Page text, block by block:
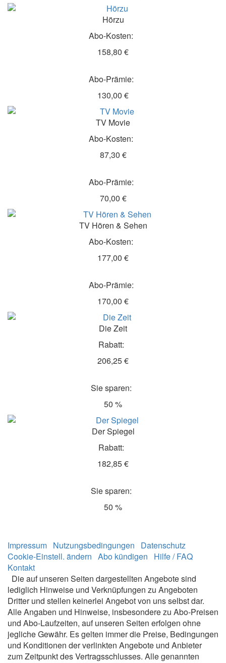
Hörzu
Abo-Kosten:
158,80 €
Abo-Prämie:
130,00 €
TV Movie
Abo-Kosten:
87,30 €
Abo-Prämie:
70,00 €
TV Hören & Sehen
Abo-Kosten:
177,00 €
Abo-Prämie:
170,00 €
Die Zeit
Rabatt:
206,25 €
Sie sparen:
50 %
Der Spiegel
Rabatt:
182,85 €
Sie sparen:
50 %
Impressum Nutzungsbedingungen
Datenschutz
Cookie-Einstell. ändern Abo kündigen
Hilfe / FAQ
Kontakt
Die auf unseren Seiten dargestellten Angebote sind
lediglich Hinweise und Verknüpfungen zu Angeboten
Dritter und stellen keinerlei Angebot von uns selbst dar.
Alle Angaben und Hinweise, insbesondere zu Abo-Preisen
und Abo-Laufzeiten, auf unseren Seiten erfolgen ohne
jegliche Gewähr. Es gelten immer die Preise, Bedingungen
und Konditionen der verlinkten Angebote und Anbieter
zum Zeitpunkt des Vertragsschlusses. Alle genannten